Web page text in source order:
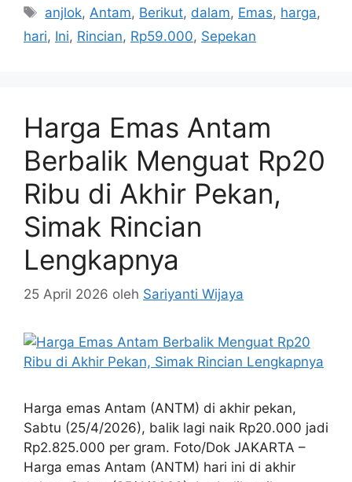
Tag
anjlok, Antam, Berikut, dalam, Emas, harga,
hari, Ini, Rincian, Rp59.000, Sepekan
Harga Emas Antam
Berbalik Menguat Rp20
Ribu di Akhir Pekan,
Simak Rincian
Lengkapnya
25 April 2026 oleh Sariyanti Wijaya
Harga emas Antam (ANTM) di akhir pekan,
Sabtu (25/4/2026), balik lagi naik Rp20.000 jadi
Rp2.825.000 per gram. Foto/Dok JAKARTA –
Harga emas Antam (ANTM) hari ini di akhir